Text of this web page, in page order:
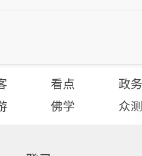
看点
政务
佛学 众测